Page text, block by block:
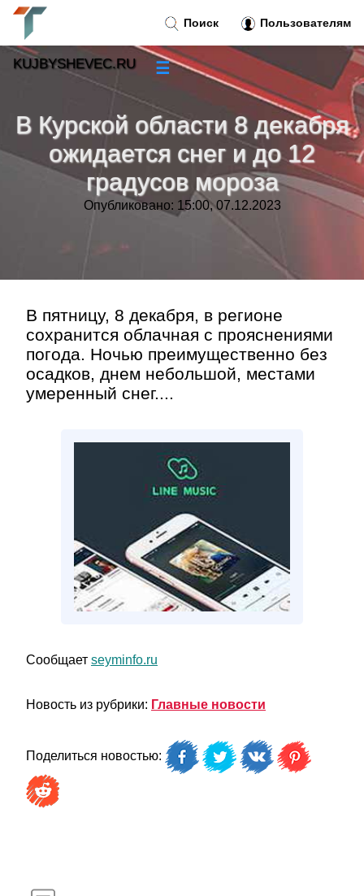
В Курской области 8 декабря
ожидается снег и до 12
градусов мороза
Опубликовано: 15:00, 07.12.2023
В пятницу, 8 декабря, в регионе
сохранится облачная с прояснениями
погода. Ночью преимущественно без
осадков, днем небольшой, местами
умеренный снег....
Сообщает seyminfo.ru
Новость из рубрики: Главные новости
Поделиться новостью:
Поиск Пользователям
KUJBYSHEVEC.RU ☰
Новости»
Тренды новостей »
Рубрики»
Контакт»